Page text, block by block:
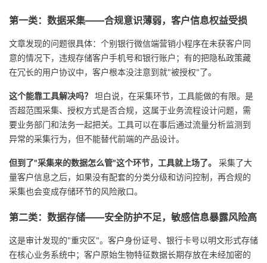
客
论
坛
的
圈
子
我
的
直
播
我
的
活
动
我
的
关
注
我
的
开
发
者
学
我
的
Programs
我
的
支
持
第一类：数据采集——合规意识薄弱，客户信息权益受损
文章发现的问题很具体：个别银行微信端营销小程序在未获客户同
意的情况下，违规存储客户手机号和银行账户；有的把隐私政策藏
在冗长的用户协议中，客户根本没注意到就"被授权"了。
这个能靠工具解决吗？
坦白说，在采集环节，工具能做的有限。是
否超范围采集、授权方式是否合规，这属于业务流程设计问题，需
要业务部门和法务一起把关。工具可以在事后通过流量分析监测到
异常的采集行为，但不能替代前端的产品设计。
但到了"采集来的数据怎么管"这个环节，工具就上场了。
采集了大
量客户信息之后，如果没有配套的分类分级和访问控制，再合规的
采集也会变成存储环节的风险敞口。
第二类：数据存储——安全防护不足，敏感信息暴露风险高
这是审计发现的"重灾区"。客户身份证号、银行卡号以明文形式存储
在核心业务系统中；客户原始生物特征数据长期存放在未经加密的